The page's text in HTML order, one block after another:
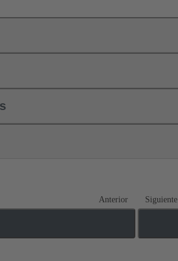
Anterior Siguiente